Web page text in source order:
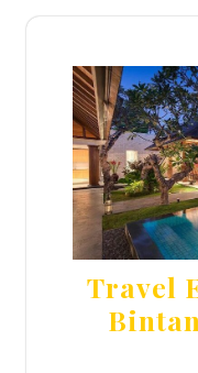
Travel